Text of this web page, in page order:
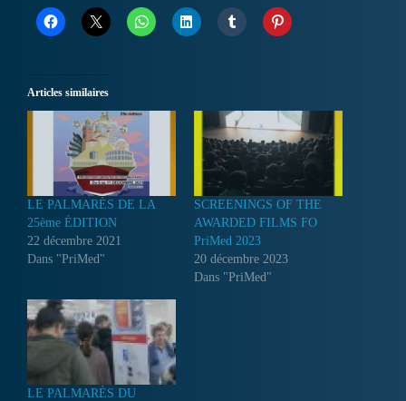
Articles similaires
LE PALMARÈS DE LA
25ème ÉDITION
22 décembre 2021
Dans "PriMed"
SCREENINGS OF THE
AWARDED FILMS FO
PriMed 2023
20 décembre 2023
Dans "PriMed"
LE PALMARÈS DU